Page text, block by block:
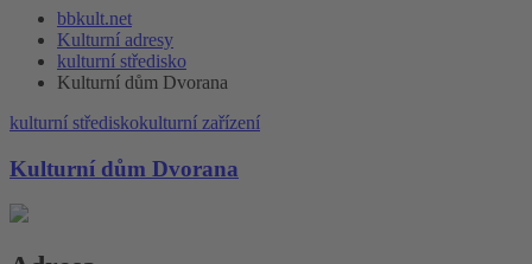
bbkult.net
Kulturní adresy
kulturní středisko
Kulturní dům Dvorana
kulturní střediskokulturní zařízení
Kulturní dům Dvorana